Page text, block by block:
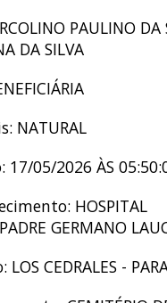
PAULINO DA
DA SILVA
NATURAL
17/05/2026 ÀS
HOSPITAL
GERMANO
CEDRALES -